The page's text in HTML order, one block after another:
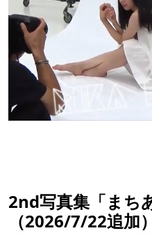
2nd写真集「まち
（2026/7/22追加）